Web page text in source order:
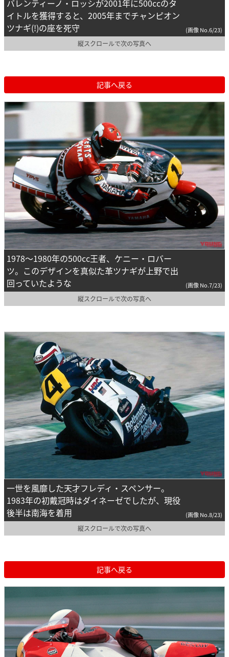
バレンティーノ・ロッシが2001年に500ccのタ
イトルを獲得すると、2005年までチャンピオン
ツナギ(!)の座を死守
(画像 No.6/23)
縦スクロールで次の写真へ
記事へ戻る
1978〜1980年の500cc王者、ケニー・ロバー
ツ。このデザインを真似た革ツナギが上野で出
回っていたような
(画像 No.7/23)
縦スクロールで次の写真へ
一世を風靡した天才フレディ・スペンサー。
1983年の初戴冠時はダイネーゼでしたが、現役
後半は南海を着用
(画像 No.8/23)
縦スクロールで次の写真へ
記事へ戻る